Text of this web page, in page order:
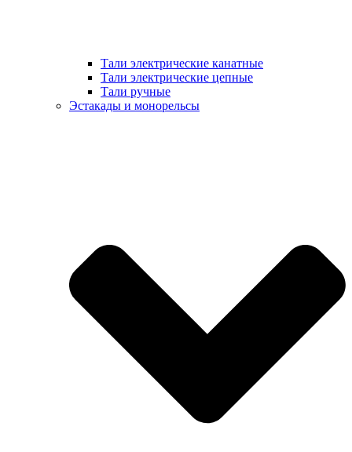
Тали электрические канатные
Тали электрические цепные
Тали ручные
Эстакады и монорельсы